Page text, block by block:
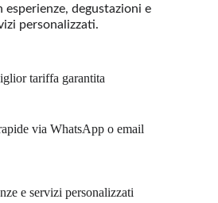
tariffa garantita
esperienze, degustazioni e
personalizzati.
e servizi personalizzati
via WhatsApp o email